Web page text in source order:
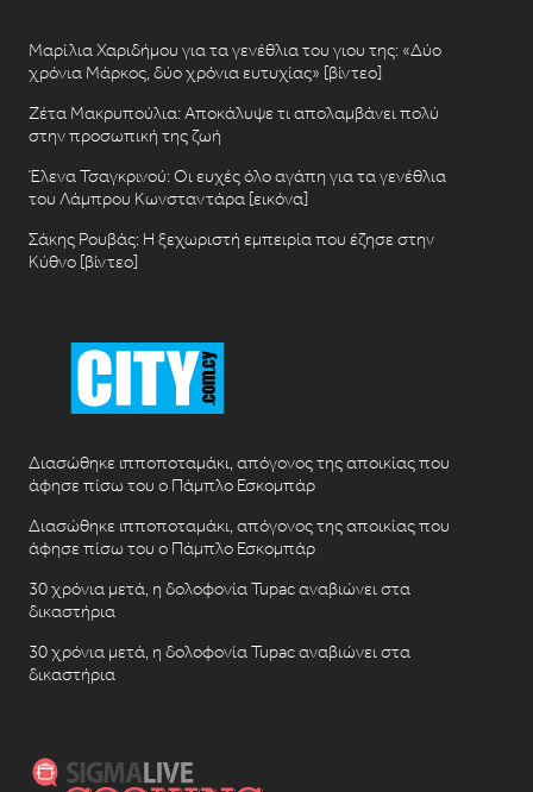
Μαρίλια Χαριδήμου για τα γενέθλια του γιου της: «Δύο
χρόνια Μάρκος, δύο χρόνια ευτυχίας» [βίντεο]
Ζέτα Μακρυπούλια: Αποκάλυψε τι απολαμβάνει πολύ
στην προσωπική της ζωή
Έλενα Τσαγκρινού: Οι ευχές όλο αγάπη για τα γενέθλια
του Λάμπρου Κωνσταντάρα [εικόνα]
Σάκης Ρουβάς: Η ξεχωριστή εμπειρία που έζησε στην
Κύθνο [βίντεο]
Διασώθηκε ιπποποταμάκι, απόγονος της αποικίας που
άφησε πίσω του ο Πάμπλο Εσκομπάρ
Διασώθηκε ιπποποταμάκι, απόγονος της αποικίας που
άφησε πίσω του ο Πάμπλο Εσκομπάρ
30 χρόνια μετά, η δολοφονία Tupac αναβιώνει στα
δικαστήρια
30 χρόνια μετά, η δολοφονία Tupac αναβιώνει στα
δικαστήρια